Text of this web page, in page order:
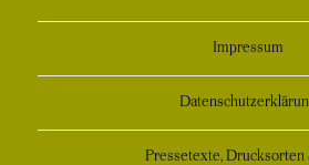
Impressum
Pressetexte, Drucksorten